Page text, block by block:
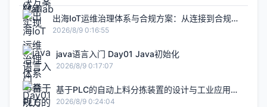
出海IoT运维治理体系与合规方案：从连接到合规的
完整实践
2026/8/9 0:16:55
java语言入门 Day01 Java初始化
2026/8/9 0:17:07
基于PLC的自动上料分拣装置的设计与工业应用研
究|毕设答辩|PLC项目|毕设项目|自动化项目
2026/8/9 0:24:04